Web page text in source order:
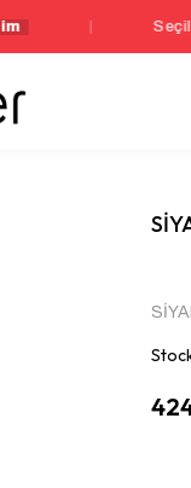
Seçili İç Giyim